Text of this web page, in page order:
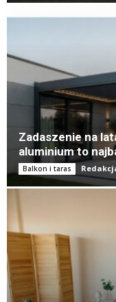
Zadaszenie na
aluminium to
Balkon i taras